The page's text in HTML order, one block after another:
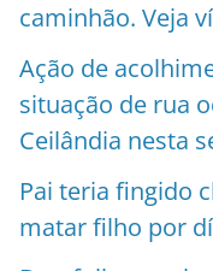
caminhão. Veja
Ação de
situação de rua
Ceilândia nesta
Pai teria fingido
matar filho por